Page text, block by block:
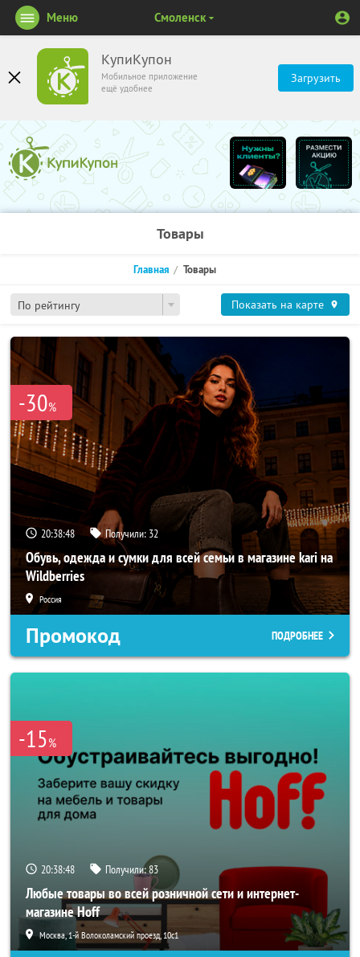
КупиКупон
Мобильное приложение
ещё удобнее
Загрузить
Меню Смоленск
Товары
По рейтингу
Главная Товары
Показать на карте
-30%
20:38:46 Получили: 32
Обувь, одежда и сумки для всей семьи в магазине kari на
Wildberries
Россия
Промокод ПОДРОБНЕЕ
-15%
20:38:46 Получили:83
Любые товары во всей розничной сети и интернет-
магазине Hoff
Москва, 1-й Волоколамский проезд, 10с1